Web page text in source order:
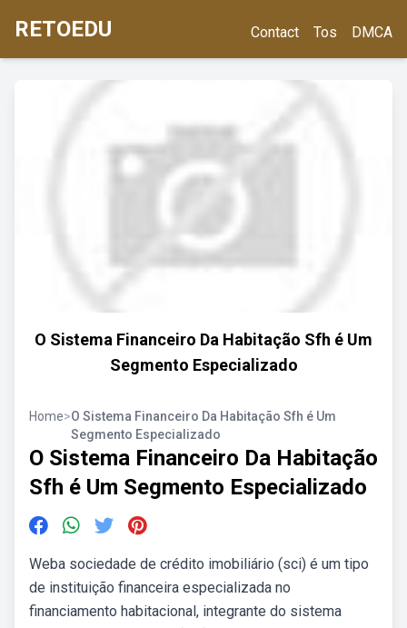
RETOEDU Contact Tos DMCA
O Sistema Financeiro Da Habitação Sfh é Um
Segmento Especializado
Home>O Sistema Financeiro Da Habitação Sfh é Um
Segmento Especializado
O Sistema Financeiro Da Habitação
Sfh é Um Segmento Especializado
Weba sociedade de crédito imobiliário (sci) é um tipo
de instituição financeira especializada no
financiamento habitacional, integrante do sistema